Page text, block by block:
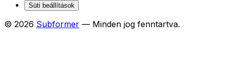
Süti beállítások
© 2026 Subformer — Minden jog fenntartva.